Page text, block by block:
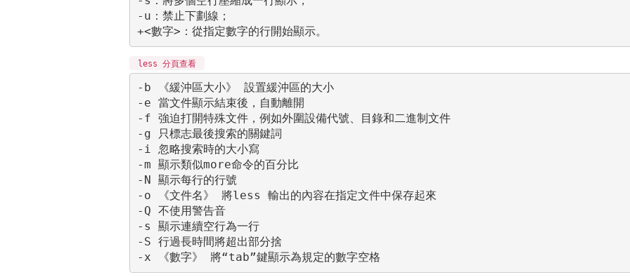
-u：禁止下劃線；
less 分頁查看
-b 《緩沖區大小》 設置緩沖區的大小
-e 當文件顯示結束後，自動離開
-f 強迫打開特殊文件，例如外圍設備代號、目錄和二進制文件
-g 只標志最後搜索的關鍵詞
-i 忽略搜索時的大小寫
-m 顯示類似more命令的百分比
-N 顯示每行的行號
-o 《文件名》 將less 輸出的內容在指定文件中保存起來
-Q 不使用警告音
-s 顯示連續空行為一行
-S 行過長時間將超出部分捨
-x 《數字》 將“tab”鍵顯示為規定的數字空格